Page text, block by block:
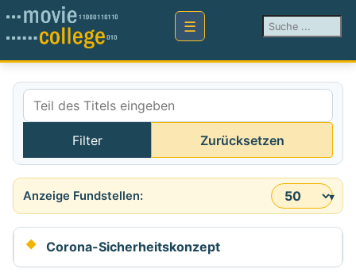
Suchen ...
Teil des Titels eingeben
Filter Zurücksetzen
Anzeige #
Corona-Sicherheitskonzept